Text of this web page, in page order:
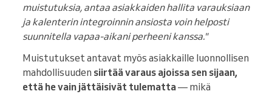
muistutuksia, antaa asiakkaiden hallita varauksiaan
ja kalenterin integroinnin ansiosta voin helposti
suunnitella vapaa-aikani perheeni kanssa."
Muistutukset antavat myös asiakkaille luonnollisen
mahdollisuuden siirtää varaus ajoissa sen sijaan,
että he vain jättäisivät tulematta— mikä